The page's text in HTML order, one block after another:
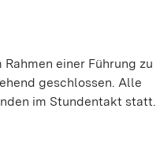
einer Führung zu
geschlossen. Alle
im Stundentakt statt.